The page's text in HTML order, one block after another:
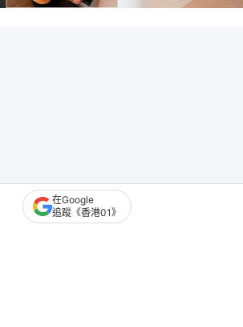
在Google
追蹤《香港01》